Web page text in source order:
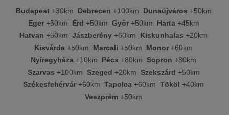
Budapest+30km Debrecen +100km Dunaújváros +50km
Eger+50km Érd +50km Győr+50km Harta+45km
Hatvan +50km Jászberény +60km Kiskunhalas +20km
Kisvárda +50km Marcali +50km Monor +60km
Nyíregyháza +10km Pécs +80km Sopron +80km
Szarvas +100km Szeged +20km Szekszárd +50km
Székesfehérvár +60km Tapolca +60km Tököl +40km
Veszprém +50km